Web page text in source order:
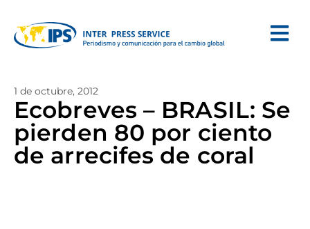
1 de octubre, 2012
Ecobreves – BRASIL: Se
pierden 80 por ciento
de arrecifes de coral